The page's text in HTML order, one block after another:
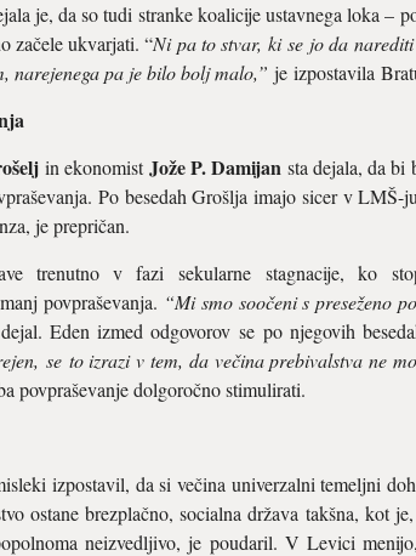
je, da so tudi stranke koalicije ustavnega loka –
začele ukvarjati. “Ni pa to stvar, ki se jo da
narejenega pa je bilo bolj malo,” je izpostavila
in ekonomistJože P. Damijan sta dejala, da
Po besedah Grošlja imajo sicer v
je prepričan.
trenutno v fazi sekularne stagnacije, ko
povpraševanja. “Mi smo soočeni s preseženo
Eden izmed odgovorov se po njegovih
se to izrazi v tem, da večina prebivalstva ne
povpraševanje dolgoročno stimulirati.
izpostavil, da si večina univerzalni temeljni
ostane brezplačno, socialna država takšna, kot
neizvedljivo, je poudaril. V Levici